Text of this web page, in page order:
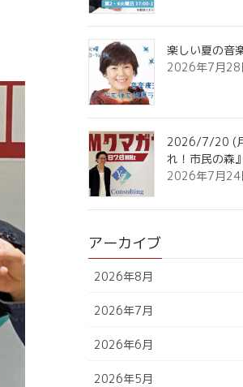
楽しい夏の音
2026年7月28
2026/7/20 (
れ！市民の森』
2026年7月24
アーカイブ
2026年8月
2026年7月
2026年6月
2026年5月